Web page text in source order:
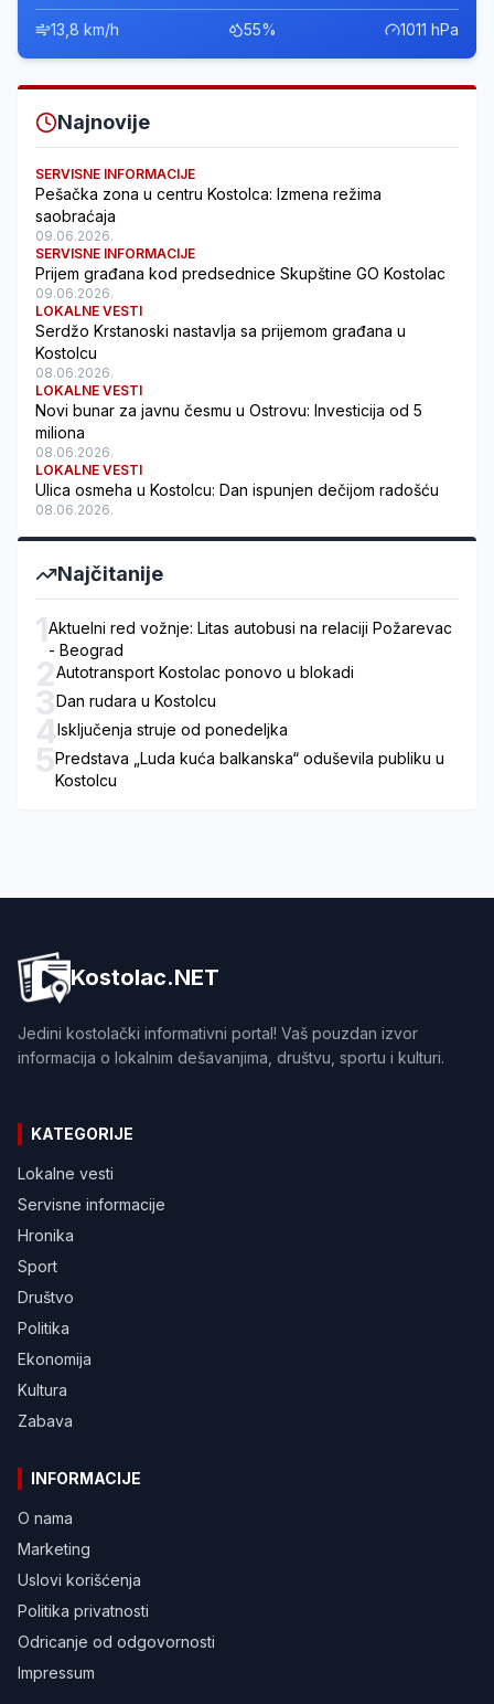
13,8 km/h 55% 1011 hPa
Najnovije
SERVISNE INFORMACIJE
Pešačka zona u centru Kostolca: Izmena režima
saobraćaja
09.06.2026.
SERVISNE INFORMACIJE
Prijem građana kod predsednice Skupštine GO Kostolac
09.06.2026.
LOKALNE VESTI
Serdžo Krstanoski nastavlja sa prijemom građana u
Kostolcu
08.06.2026.
LOKALNE VESTI
Novi bunar za javnu česmu u Ostrovu: Investicija od 5
miliona
08.06.2026.
LOKALNE VESTI
Ulica osmeha u Kostolcu: Dan ispunjen dečijom radošću
08.06.2026.
Najčitanije
1Aktuelni red vožnje: Litas autobusi na relaciji Požarevac
- Beograd
2Autotransport Kostolac ponovo u blokadi
3Dan rudara u Kostolcu
4Isključenja struje od ponedeljka
5Predstava „Luda kuća balkanska“ oduševila publiku u
Kostolcu
Kostolac.NET
Jedini kostolački informativni portal! Vaš pouzdan izvor
informacija o lokalnim dešavanjima, društvu, sportu i kulturi.
KATEGORIJE
Lokalne vesti
Servisne informacije
Hronika
Sport
Društvo
Politika
Ekonomija
Kultura
Zabava
INFORMACIJE
O nama
Marketing
Uslovi korišćenja
Politika privatnosti
Odricanje od odgovornosti
Impressum